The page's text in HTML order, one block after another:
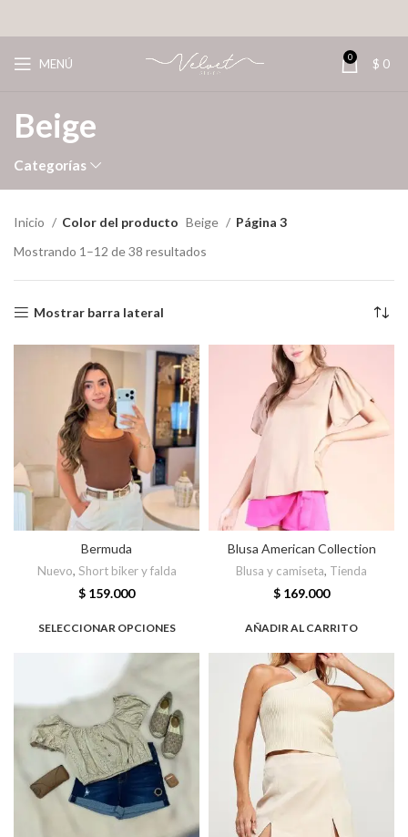
MENÚ 0 $ 0
Beige
Categorías
Inicio Color del producto Beige
Página 3
Mostrando 1–12 de 38 resultados
Mostrar barra lateral
Bermuda
Nuevo, Short biker y falda
$ 159.000
SELECCIONAR OPCIONES
Blusa American Collection
Blusa y camiseta, Tienda
$ 169.000
AÑADIR AL CARRITO